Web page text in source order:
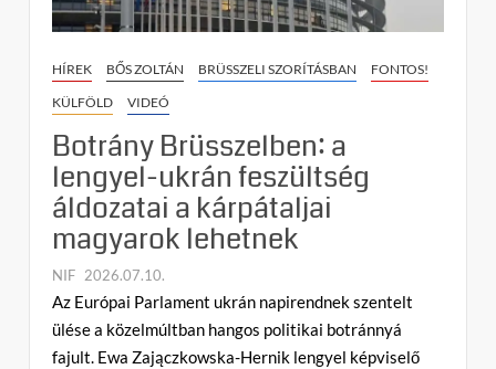
új
Kijevnek
HÍREK BŐS ZOLTÁN BRÜSSZELI SZORÍTÁSBAN
FONTOS!
KÜLFÖLD
VIDEÓ
Botrány Brüsszelben: a
lengyel-ukrán feszültség
áldozatai a kárpátaljai
magyarok lehetnek
NIF 2026.07.10.
o
m
m
Az Európai Parlament ukrán napirendnek szentelt
ülése a közelmúltban hangos politikai botránnyá
fajult. Ewa Zajączkowska-Hernik lengyel képviselő